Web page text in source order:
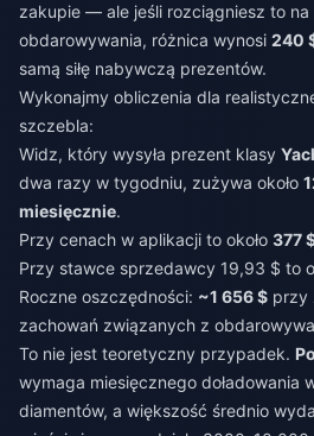
zakupie — ale jeśli rozciągniesz to
obdarowywania, różnica wynosi 240
samą siłę nabywczą prezentów.
Wykonajmy obliczenia dla
szczebla:
Widz, który wysyła prezent klasy
dwa razy w tygodniu, zużywa około
miesięcznie.
Przy cenach w aplikacji to około 377
Przy stawce sprzedawcy 19,93 $ to
Roczne oszczędności: ~1 656 $ przy
zachowań związanych z
To nie jest teoretyczny przypadek.
wymaga miesięcznego doładowania
diamentów, a większość średnio